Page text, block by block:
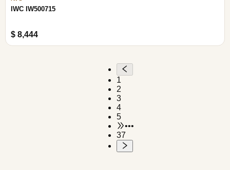
IWC IW500715
$ 8,444
1
2
3
4
5
•••
37